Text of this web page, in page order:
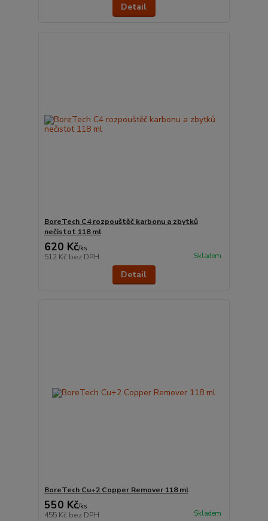
Detail
BoreTech C4 rozpouštěč karbonu a zbytků
nečistot 118 ml
620 Kč/ks
512 Kč bez DPH Skladem
Detail
BoreTech Cu+2 Copper Remover 118 ml
550 Kč/ks
455 Kč bez DPH Skladem